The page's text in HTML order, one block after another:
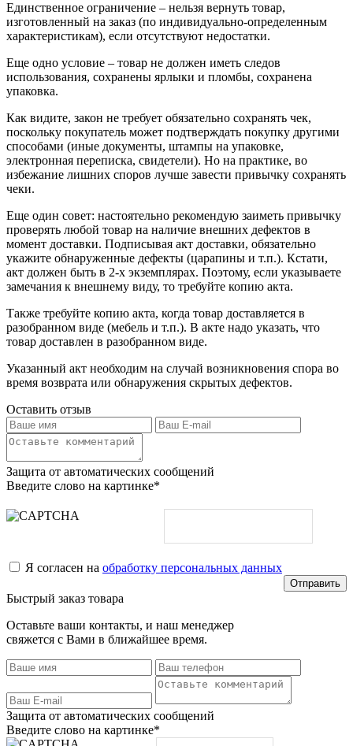
Единственное ограничение – нельзя вернуть товар,
изготовленный на заказ (по индивидуально-определенным
характеристикам), если отсутствуют недостатки.
Еще одно условие – товар не должен иметь следов
использования, сохранены ярлыки и пломбы, сохранена
упаковка.
Как видите, закон не требует обязательно сохранять чек,
поскольку покупатель может подтверждать покупку другими
способами (иные документы, штампы на упаковке,
электронная переписка, свидетели). Но на практике, во
избежание лишних споров лучше завести привычку сохранять
чеки.
Еще один совет: настоятельно рекомендую заиметь привычку
проверять любой товар на наличие внешних дефектов в
момент доставки. Подписывая акт доставки, обязательно
укажите обнаруженные дефекты (царапины и т.п.). Кстати,
акт должен быть в 2-х экземплярах. Поэтому, если указываете
замечания к внешнему виду, то требуйте копию акта.
Также требуйте копию акта, когда товар доставляется в
разобранном виде (мебель и т.п.). В акте надо указать, что
товар доставлен в разобранном виде.
Указанный акт необходим на случай возникновения спора во
время возврата или обнаружения скрытых дефектов.
Оставить отзыв
Защита от автоматических сообщений
Введите слово на картинке*
Я согласен на обработку персональных данных
Быстрый заказ товара
Оставьте ваши контакты, и наш менеджер
свяжется с Вами в ближайшее время.
Защита от автоматических сообщений
Введите слово на картинке*